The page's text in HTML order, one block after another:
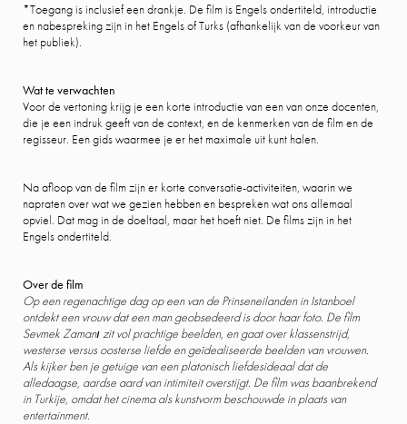
*Toegang is inclusief een drankje. De film is Engels ondertiteld, introductie
en nabespreking zijn in het Engels of Turks (afhankelijk van de voorkeur van
het publiek).
Wat te verwachten
Voor de vertoning krijg je een korte introductie van een van onze docenten,
die je een indruk geeft van de context, en de kenmerken van de film en de
regisseur. Een gids waarmee je er het maximale uit kunt halen.
Na afloop van de film zijn er korte conversatie-activiteiten, waarin we
napraten over wat we gezien hebben en bespreken wat ons allemaal
opviel. Dat mag in de doeltaal, maar het hoeft niet. De films zijn in het
Engels ondertiteld.
Over de film
Op een regenachtige dag op een van de Prinseneilanden in Istanboel
ontdekt een vrouw dat een man geobsedeerd is door haar foto. De film
Sevmek Zamanı zit vol prachtige beelden, en gaat over klassenstrijd,
westerse versus oosterse liefde en geïdealiseerde beelden van vrouwen.
Als kijker ben je getuige van een platonisch liefdesideaal dat de
alledaagse, aardse aard van intimiteit overstijgt. De film was baanbrekend
in Turkije, omdat het cinema als kunstvorm beschouwde in plaats van
entertainment.